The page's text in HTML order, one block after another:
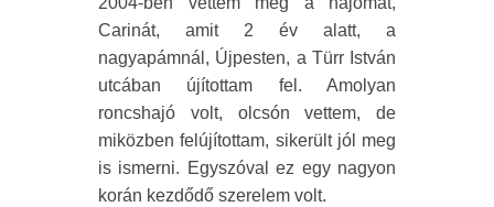
Carinát, amit 2 év alatt, a
nagyapámnál, Újpesten, a Türr István
utcában újítottam fel. Amolyan
roncshajó volt, olcsón vettem, de
miközben felújítottam, sikerült jól meg
is ismerni. Egyszóval ez egy nagyon
korán kezdődő szerelem volt.